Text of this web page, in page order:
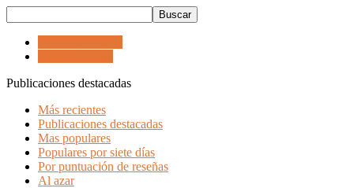
Publicaciones destacadas
Más recientes
Publicaciones destacadas
Mas populares
Populares por siete días
Por puntuación de reseñas
Al azar